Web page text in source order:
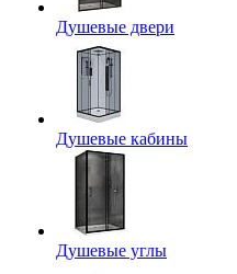
Душевые двери
Душевые кабины
Душевые углы